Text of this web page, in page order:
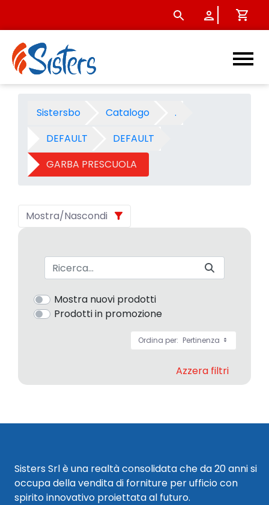
GARBA PRESCUOLA 2007
Sistersbo Catalogo
.
DEFAULT
DEFAULT
GARBA PRESCUOLA
Mostra/Nascondi
Barra di ricerca
Mostra nuovi prodotti
Prodotti in promozione
Ordina per: Pertinenza
Azzera filtri
Sisters Srl è una realtà consolidata che da 20 anni si
occupa della vendita di forniture per ufficio con
spirito innovativo proiettata al futuro.